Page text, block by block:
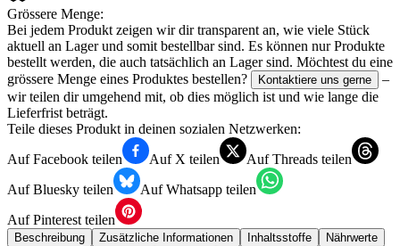
Grössere Menge:
Bei jedem Produkt zeigen wir dir transparent an, wie viele Stück
aktuell an Lager und somit bestellbar sind. Es können nur Produkte
bestellt werden, die auch tatsächlich an Lager sind. Möchtest du eine
grössere Menge eines Produktes bestellen?
Kontaktiere uns gerne
–
wir teilen dir umgehend mit, ob dies möglich ist und wie lange die
Lieferfrist beträgt.
Teile dieses Produkt in deinen sozialen Netzwerken:
Auf Facebook teilen
Auf X teilen
Auf Threads teilen
Auf Bluesky teilen
Auf Whatsapp teilen
Auf Pinterest teilen
Beschreibung Zusätzliche Informationen Inhaltsstoffe
Nährwerte